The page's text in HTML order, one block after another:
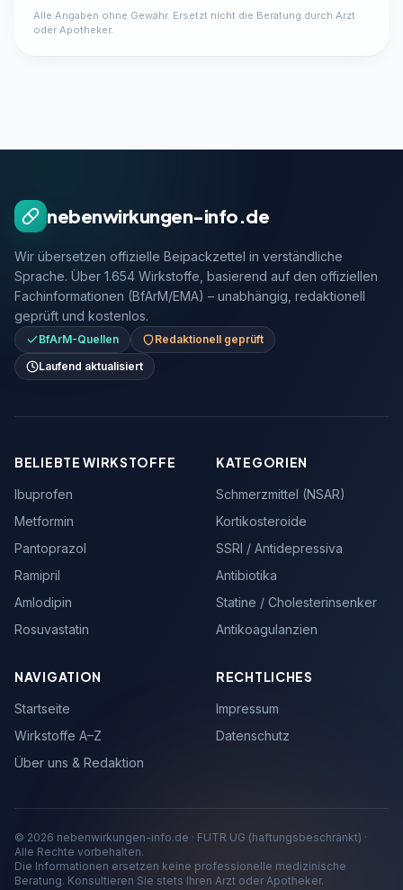
Alle Angaben ohne Gewähr. Ersetzt nicht die Beratung durch Arzt
oder Apotheker.
nebenwirkungen-info.de
Wir übersetzen offizielle Beipackzettel in verständliche
Sprache. Über 1.654 Wirkstoffe, basierend auf den offiziellen
Fachinformationen (BfArM/EMA) – unabhängig, redaktionell
geprüft und kostenlos.
BfArM-Quellen
Redaktionell geprüft
Laufend aktualisiert
BELIEBTE WIRKSTOFFE
Ibuprofen
Metformin
Pantoprazol
Ramipril
Amlodipin
Rosuvastatin
KATEGORIEN
Schmerzmittel (NSAR)
Kortikosteroide
SSRI / Antidepressiva
Antibiotika
Statine / Cholesterinsenker
Antikoagulanzien
NAVIGATION
Startseite
Wirkstoffe A–Z
Über uns & Redaktion
RECHTLICHES
Impressum
Datenschutz
© 2026 nebenwirkungen-info.de · FUTR UG (haftungsbeschränkt) ·
Alle Rechte vorbehalten.
Die Informationen ersetzen keine professionelle medizinische
Beratung. Konsultieren Sie stets Ihren Arzt oder Apotheker.